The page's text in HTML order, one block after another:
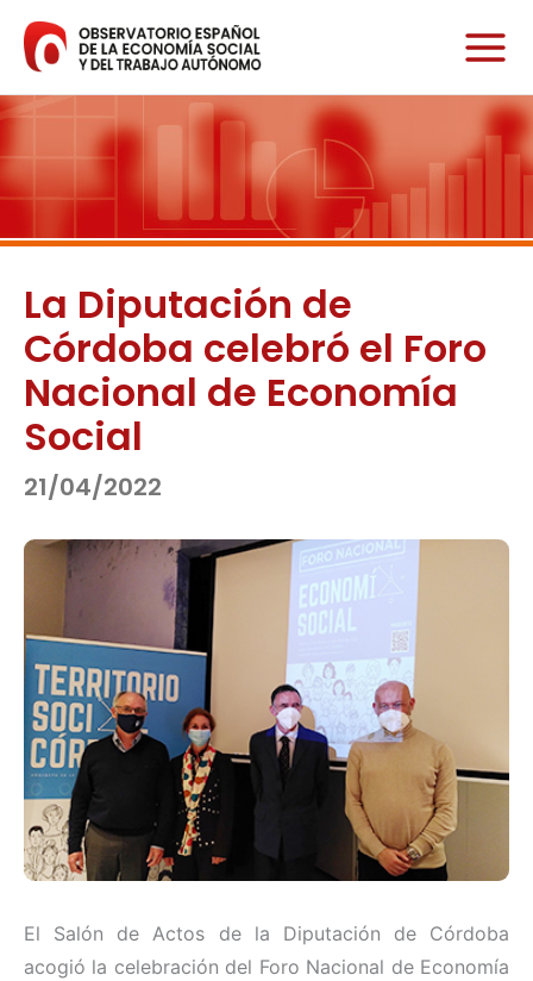
contenido
La Diputación de
Córdoba celebró el Foro
Nacional de Economía
Social
21/04/2022
El Salón de Actos de la Diputación de Córdoba
acogió la celebración del Foro Nacional de Economía